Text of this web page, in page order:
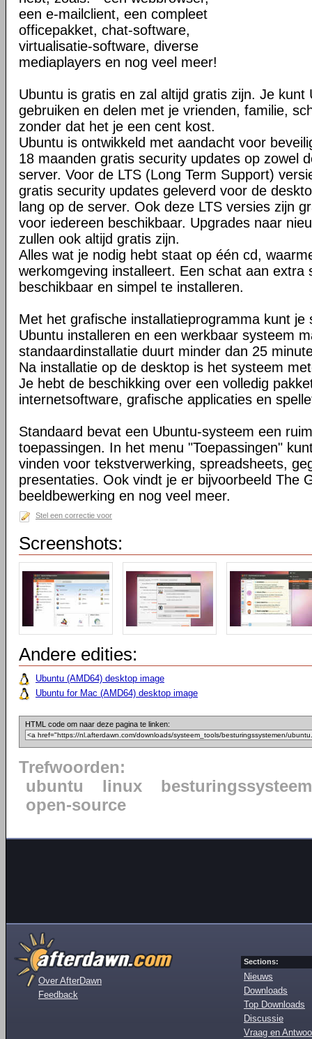
een e-mailclient, een compleet
officepakket, chat-software,
virtualisatie-software, diverse
mediaplayers en nog veel meer!
Ubuntu is gratis en zal altijd gratis zijn. Je kunt
gebruiken en delen met je vrienden, familie,
zonder dat het je een cent kost.
Ubuntu is ontwikkeld met aandacht voor
18 maanden gratis security updates op zowel
server. Voor de LTS (Long Term Support)
gratis security updates geleverd voor de
lang op de server. Ook deze LTS versies zijn
voor iedereen beschikbaar. Upgrades naar
zullen ook altijd gratis zijn.
Alles wat je nodig hebt staat op één cd,
werkomgeving installeert. Een schat aan extra
beschikbaar en simpel te installeren.
Met het grafische installatieprogramma kunt je
Ubuntu installeren en een werkbaar systeem
standaardinstallatie duurt minder dan 25
Na installatie op de desktop is het systeem
Je hebt de beschikking over een volledig
internetsoftware, grafische applicaties en
Standaard bevat een Ubuntu-systeem een
toepassingen. In het menu "Toepassingen"
vinden voor tekstverwerking, spreadsheets,
presentaties. Ook vindt je er bijvoorbeeld The
beeldbewerking en nog veel meer.
Stel een correctie voor
Screenshots:
Andere edities:
Ubuntu (AMD64) desktop image
Ubuntu for Mac (AMD64) desktop image
HTML code om naar deze pagina te linken:
Trefwoorden:
ubuntu
linux
besturingssysteem
open-source
Over AfterDawn
Feedback
Sections:
Nieuws
Downloads
Top Downloads
Discussie
Vraag en